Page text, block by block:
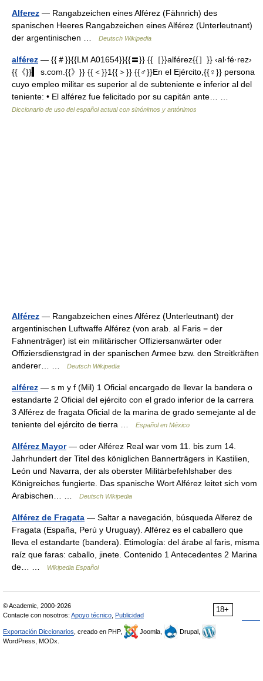
Alferez — Rangabzeichen eines Alférez (Fähnrich) des
spanischen Heeres Rangabzeichen eines Alférez (Unterleutnant)
der argentinischen …
Deutsch Wikipedia
alférez — {{＃}}{{LM A01654}}{{〓}} {{［}}alférez{{］}} ‹al·fé·rez›
{{《}}▍ s.com.{{》}} {{＜}}1{{＞}} {{♂}}En el Ejército,{{♀}} persona
cuyo empleo militar es superior al de subteniente e inferior al del
teniente: • El alférez fue felicitado por su capitán ante… …
Diccionario de uso del español actual con sinónimos y antónimos
Alférez — Rangabzeichen eines Alférez (Unterleutnant) der
argentinischen Luftwaffe Alférez (von arab. al Faris = der
Fahnenträger) ist ein militärischer Offiziersanwärter oder
Offiziersdienstgrad in der spanischen Armee bzw. den Streitkräften
anderer… …
Deutsch Wikipedia
alférez — s m y f (Mil) 1 Oficial encargado de llevar la bandera o
estandarte 2 Oficial del ejército con el grado inferior de la carrera
3 Alférez de fragata Oficial de la marina de grado semejante al de
teniente del ejército de tierra …
Español en México
Alférez Mayor— oder Alférez Real war vom 11. bis zum 14.
Jahrhundert der Titel des königlichen Bannerträgers in Kastilien,
León und Navarra, der als oberster Militärbefehlshaber des
Königreiches fungierte. Das spanische Wort Alférez leitet sich vom
Arabischen… …
Deutsch Wikipedia
Alférez de Fragata — Saltar a navegación, búsqueda Alferez de
Fragata (España, Perú y Uruguay). Alférez es el caballero que
lleva el estandarte (bandera). Etimología: del árabe al faris, misma
raíz que faras: caballo, jinete. Contenido 1 Antecedentes 2 Marina
de… …
Wikipedia Español
18+
© Academic, 2000-2026
Contacte con nosotros: Apoyo técnico Publicidad
Exportación Diccionarios , creado en PHP, Joomla,
Drupal,
WordPress, MODx.